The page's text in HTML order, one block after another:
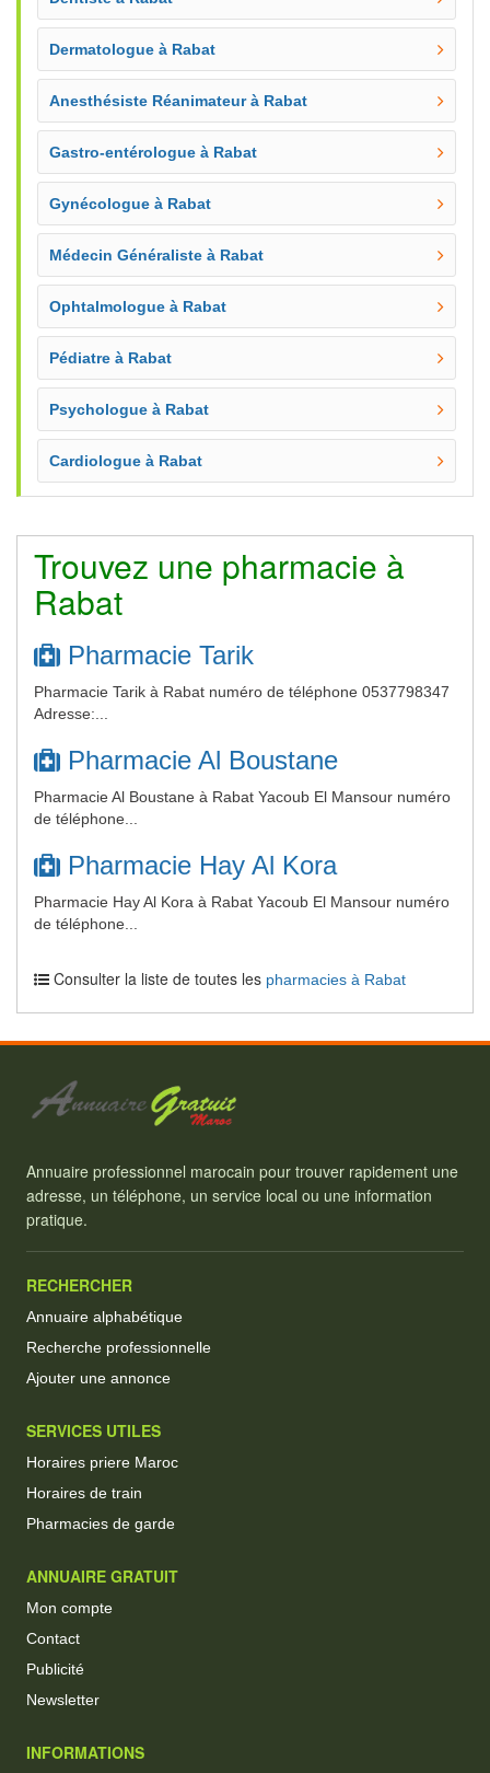
Dermatologue à Rabat
Anesthésiste Réanimateur à Rabat
Gastro-entérologue à Rabat
Gynécologue à Rabat
Médecin Généraliste à Rabat
Ophtalmologue à Rabat
Pédiatre à Rabat
Psychologue à Rabat
Cardiologue à Rabat
Trouvez une pharmacie à
Rabat
Pharmacie Tarik
Pharmacie Tarik à Rabat numéro de téléphone 0537798347
Adresse:...
Pharmacie Al Boustane
Pharmacie Al Boustane à Rabat Yacoub El Mansour numéro
de téléphone...
Pharmacie Hay Al Kora
Pharmacie Hay Al Kora à Rabat Yacoub El Mansour numéro
de téléphone...
Consulter la liste de toutes les pharmacies à Rabat
Annuaire professionnel marocain pour trouver rapidement une
adresse, un téléphone, un service local ou une information
pratique.
RECHERCHER
Annuaire alphabétique
Recherche professionnelle
Ajouter une annonce
SERVICES UTILES
Horaires priere Maroc
Horaires de train
Pharmacies de garde
ANNUAIRE GRATUIT
Mon compte
Contact
Publicité
Newsletter
INFORMATIONS